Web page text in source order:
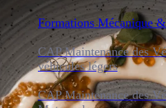
Formations Mécanique
CAP Maintenance des
véhicules légers
CAP Maintenance des